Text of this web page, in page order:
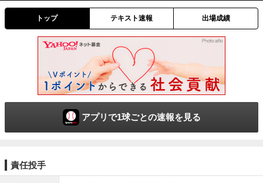
トップ テキスト速報 出場成績
アプリで1球ごとの速報を見る
責任投手